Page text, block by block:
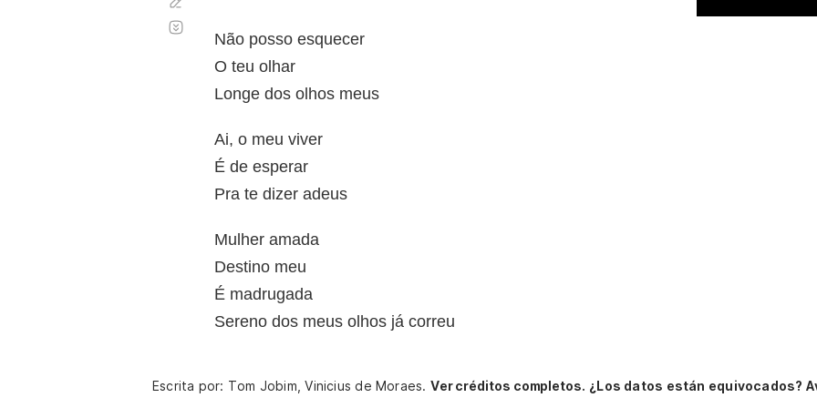
Não posso esquecer
O teu olhar
Longe dos olhos meus
Ai, o meu viver
É de esperar
Pra te dizer adeus
Mulher amada
Destino meu
É madrugada
Sereno dos meus olhos já correu
automático
Escrita por: Tom Jobim, Vinicius de Moraes. Ver créditos completos. ¿Los datos están equivocados?